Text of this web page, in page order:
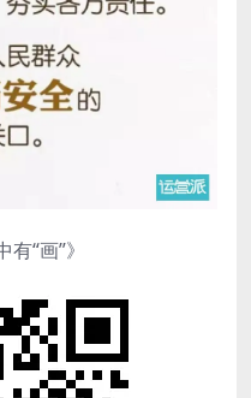
有“画”》